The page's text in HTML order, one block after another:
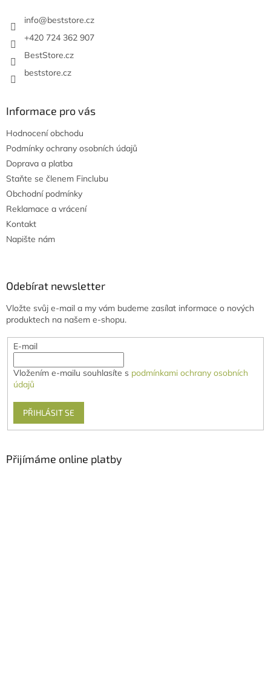
info@beststore.cz
+420 724 362 907
BestStore.cz
beststore.cz
Informace pro vás
Hodnocení obchodu
Podmínky ochrany osobních údajů
Doprava a platba
Staňte se členem Finclubu
Obchodní podmínky
Reklamace a vrácení
Kontakt
Napište nám
Odebírat newsletter
Vložte svůj e-mail a my vám budeme zasílat informace o nových
produktech na našem e-shopu.
E-mail
Vložením e-mailu souhlasíte s podmínkami ochrany osobních
údajů
PŘIHLÁSIT SE
Přijímáme online platby